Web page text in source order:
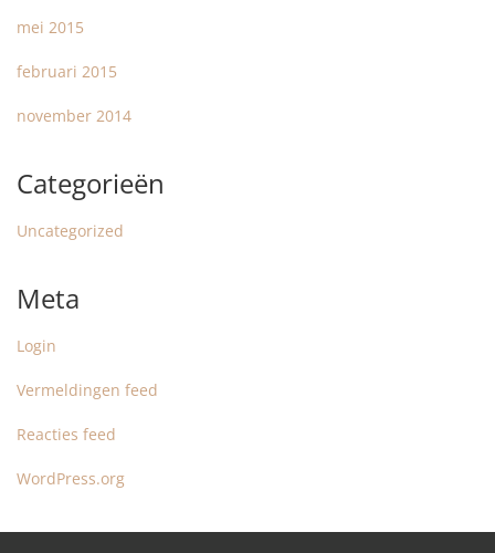
mei 2015
februari 2015
november 2014
Categorieën
Uncategorized
Meta
Login
Vermeldingen feed
Reacties feed
WordPress.org